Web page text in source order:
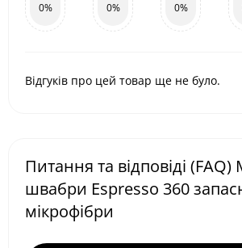
0% 0% 0%
Відгуків про цей товар ще не було.
Питання та відповіді
швабри Espresso 360
мікрофібри